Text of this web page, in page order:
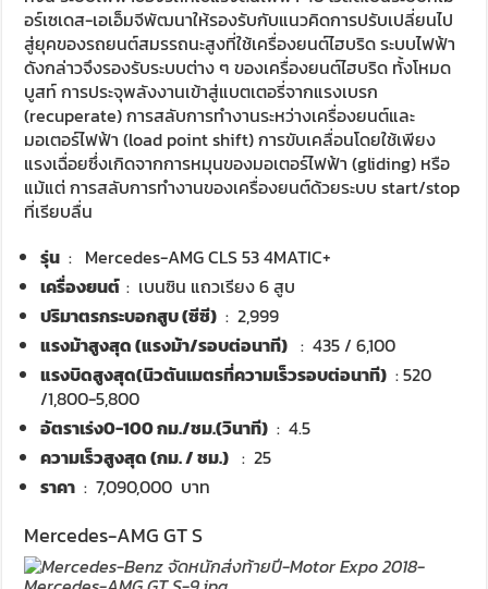
อร์เซเดส-เอเอ็มจีพัฒนาให้รองรับกับแนวคิดการปรับเปลี่ยนไป
สู่ยุคของรถยนต์สมรรถนะสูงที่ใช้เครื่องยนต์ไฮบริด ระบบไฟฟ้า
ดังกล่าวจึงรองรับระบบต่าง ๆ ของเครื่องยนต์ไฮบริด ทั้งโหมด
บูสท์ การประจุพลังงานเข้าสู่แบตเตอรี่จากแรงเบรก
(recuperate) การสลับการทำงานระหว่างเครื่องยนต์และ
มอเตอร์ไฟฟ้า (load point shift) การขับเคลื่อนโดยใช้เพียง
แรงเฉื่อยซึ่งเกิดจากการหมุนของมอเตอร์ไฟฟ้า (gliding) หรือ
แม้แต่ การสลับการทำงานของเครื่องยนต์ด้วยระบบ start/stop
ที่เรียบลื่น
รุ่น : Mercedes-AMG CLS 53 4MATIC+
เครื่องยนต์: เบนซิน แถวเรียง 6 สูบ
ปริมาตรกระบอกสูบ (ซีซี) : 2,999
แรงม้าสูงสุด (แรงม้า/รอบต่อนาที) : 435 / 6,100
แรงบิดสูงสุด(นิวตันเมตรที่ความเร็วรอบต่อนาที) : 520
/1,800-5,800
อัตราเร่ง0-100 กม./ชม.(วินาที) : 4.5
ความเร็วสูงสุด (กม. / ชม.) : 25
ราคา : 7,090,000 บาท
Mercedes-AMG GT S